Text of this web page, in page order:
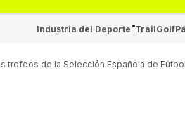
Industria del Deporte TrailGolf
trofeos de la Selección Española de